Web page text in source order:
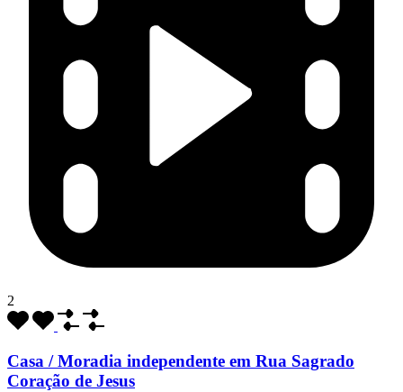
2
Casa / Moradia independente em Rua Sagrado
Coração de Jesus